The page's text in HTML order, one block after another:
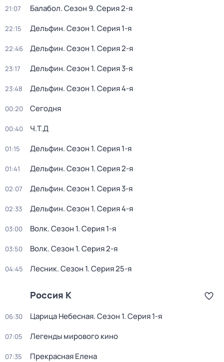
21:07 Балабол. Сезон 9. Серия 2-я
22:15 Дельфин. Сезон 1. Серия 1-я
22:46 Дельфин. Сезон 1. Серия 2-я
23:17 Дельфин. Сезон 1. Серия 3-я
23:48 Дельфин. Сезон 1. Серия 4-я
00:20 Сегодня
00:40 Ч.T.Д
01:15 Дельфин. Сезон 1. Серия 1-я
01:41 Дельфин. Сезон 1. Серия 2-я
02:07 Дельфин. Сезон 1. Серия 3-я
02:33 Дельфин. Сезон 1. Серия 4-я
03:00 Волк. Сезон 1. Серия 1-я
03:50 Волк. Сезон 1. Серия 2-я
04:45 Лесник. Сезон 1. Серия 25-я
Россия К
06:30 Царица Небесная. Сезон 1. Серия 1-я
07:05 Легенды мирового кино
07:35 Прекрасная Елена